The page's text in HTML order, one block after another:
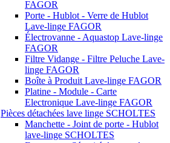
FAGOR
Porte - Hublot - Verre de Hublot
Lave-linge FAGOR
Électrovanne - Aquastop Lave-linge
FAGOR
Filtre Vidange - Filtre Peluche Lave-
linge FAGOR
Boîte à Produit Lave-linge FAGOR
Platine - Module - Carte
Electronique Lave-linge FAGOR
Pièces détachées lave linge SCHOLTES
Manchette - Joint de porte - Hublot
lave-linge SCHOLTES